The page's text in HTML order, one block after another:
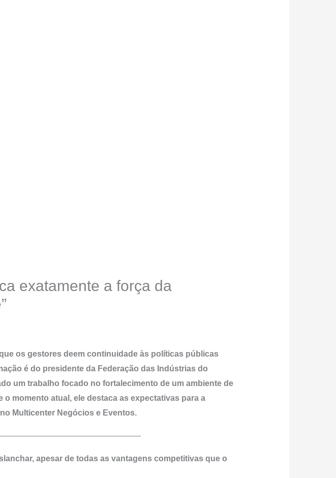
exatamente a força da
os gestores deem continuidade às políticas públicas
é do presidente da Federação das Indústrias do
um trabalho focado no fortalecimento de um ambiente de
momento atual, ele destaca as expectativas para a
Multicenter Negócios e Eventos.
apesar de todas as vantagens competitivas que o